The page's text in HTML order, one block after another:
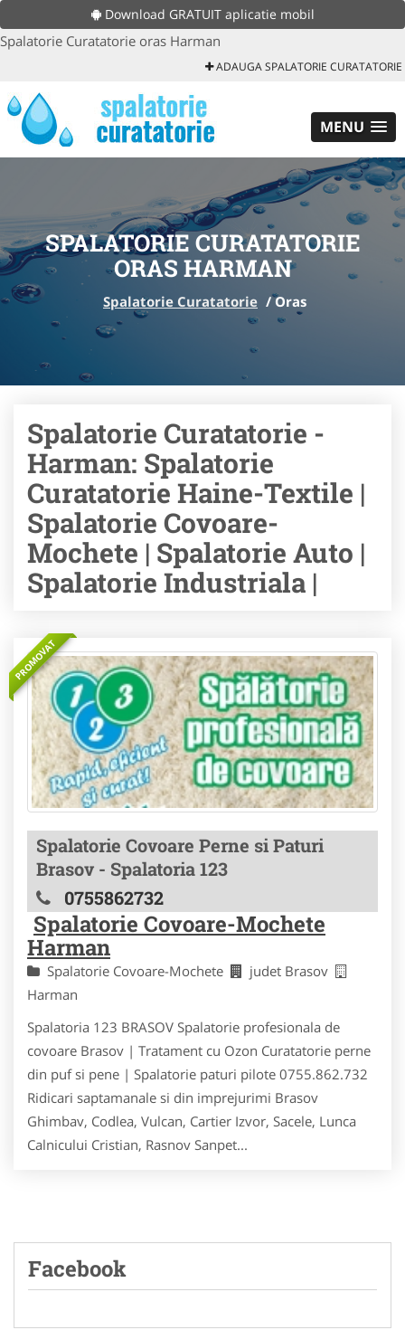
Download GRATUIT aplicatie mobil
Spalatorie Curatatorie oras Harman
ADAUGA SPALATORIE CURATATORIE
MENU
SPALATORIE CURATATORIE
ORAS HARMAN
Spalatorie Curatatorie /Oras
Spalatorie Curatatorie -
Harman: Spalatorie
Curatatorie Haine-Textile |
Spalatorie Covoare-
Mochete | Spalatorie Auto |
Spalatorie Industriala |
PROMOVAT
Spalatorie Covoare Perne si Paturi
Brasov - Spalatoria 123
0755862732
Spalatorie Covoare-Mochete
Harman
Spalatorie Covoare-Mochete
judet Brasov
Harman
Spalatoria 123 BRASOV Spalatorie profesionala de
covoare Brasov | Tratament cu Ozon Curatatorie perne
din puf si pene | Spalatorie paturi pilote 0755.862.732
Ridicari saptamanale si din imprejurimi Brasov
Ghimbav, Codlea, Vulcan, Cartier Izvor, Sacele, Lunca
Calnicului Cristian, Rasnov Sanpet...
Facebook